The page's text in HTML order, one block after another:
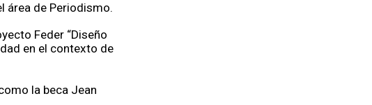
área de Periodismo.
Feder “Diseño
en el contexto de
la beca Jean